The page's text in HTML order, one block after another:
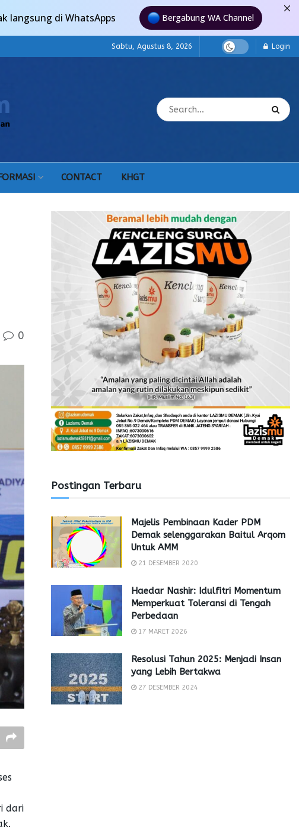
langsung di WhatsApps Bergabung WA Channel
Sabtu, Agustus 8, 2026 Login
CONTACT KHGT
0
dari
Postingan Terbaru
Majelis Pembinaan Kader PDM
Demak selenggarakan Baitul Arqom
Untuk AMM
21 DESEMBER 2020
Haedar Nashir: Idulfitri Momentum
Memperkuat Toleransi di Tengah
Perbedaan
17 MARET 2026
Resolusi Tahun 2025: Menjadi Insan
yang Lebih Bertakwa
27 DESEMBER 2024